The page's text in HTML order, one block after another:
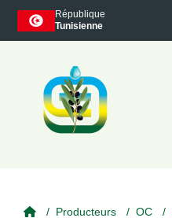
Skip to main content
République
Tunisienne
Producteurs OC